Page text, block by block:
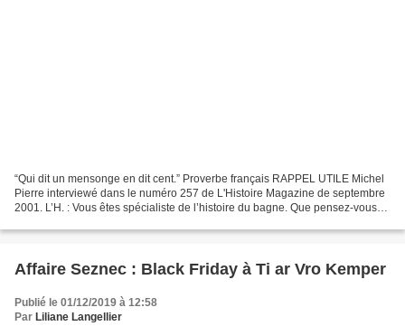
“Qui dit un mensonge en dit cent.” Proverbe français RAPPEL UTILE Michel
Pierre interviewé dans le numéro 257 de L'Histoire Magazine de septembre
2001. L’H. : Vous êtes spécialiste de l’histoire du bagne. Que pensez-vous
Affaire Seznec : Black Friday à Ti ar Vro Kemper
Publié le 01/12/2019 à 12:58
Par Liliane Langellier